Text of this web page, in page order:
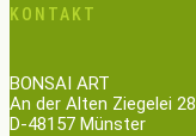
KONTAKT
BONSAI ART
An der Alten Ziegelei 28
D-48157 Münster